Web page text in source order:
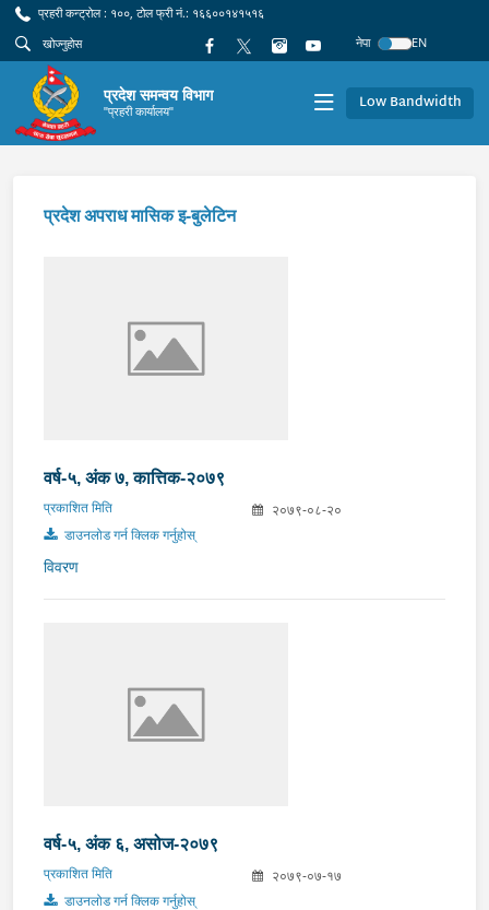
प्रहरी कन्ट्रोल : १००, टोल फ्री नं.: १६६००१४१५१६
नेपा
EN
प्रदेश समन्वय विभाग
"प्रहरी कार्यालय" Low Bandwidth
प्रदेश अपराध मासिक इ-बुलेटिन
वर्ष-५, अंक ७, कात्तिक-२०७९
प्रकाशित मिति
२०७९-०८-२०
डाउनलोड गर्न क्लिक गर्नुहोस्
विवरण
वर्ष-५, अंक ६, असोज-२०७९
प्रकाशित मिति
२०७९-०७-१७
डाउनलोड गर्न क्लिक गर्नुहोस्